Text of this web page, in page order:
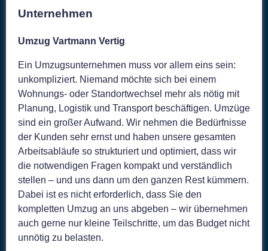
Unternehmen
Umzug Vartmann Vertig
Ein Umzugsunternehmen muss vor allem eins sein:
unkompliziert. Niemand möchte sich bei einem
Wohnungs- oder Standortwechsel mehr als nötig mit
Planung, Logistik und Transport beschäftigen. Umzüge
sind ein großer Aufwand. Wir nehmen die Bedürfnisse
der Kunden sehr ernst und haben unsere gesamten
Arbeitsabläufe so strukturiert und optimiert, dass wir
die notwendigen Fragen kompakt und verständlich
stellen – und uns dann um den ganzen Rest kümmern.
Dabei ist es nicht erforderlich, dass Sie den
kompletten Umzug an uns abgeben – wir übernehmen
auch gerne nur kleine Teilschritte, um das Budget nicht
unnötig zu belasten.